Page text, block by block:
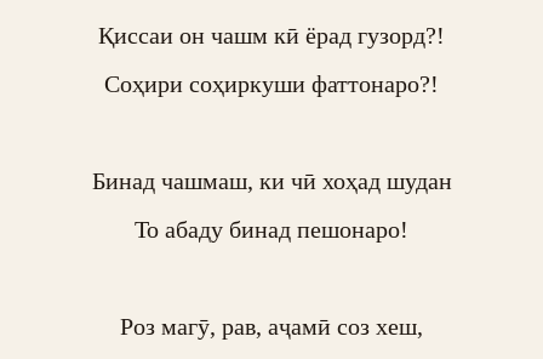
Қиссаи он чашм кӣ ёрад гузорд?!
Соҳири соҳиркуши фаттонаро?!
Бинад чашмаш, ки чӣ хоҳад шудан
То абаду бинад пешонаро!
Роз магӯ, рав, аҷамӣ соз хеш,